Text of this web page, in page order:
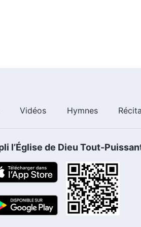
Vidéos Hymnes
l’Église de Dieu Tout-